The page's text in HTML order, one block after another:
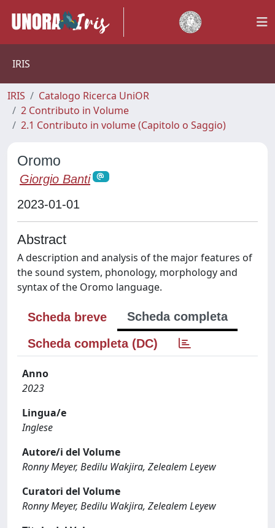
IRIS
IRIS
Catalogo Ricerca UniOR
2 Contributo in Volume
2.1 Contributo in volume (Capitolo o Saggio)
Oromo
Giorgio Banti
2023-01-01
Abstract
A description and analysis of the major features of
the sound system, phonology, morphology and
syntax of the Oromo language.
Scheda breve
Scheda completa
Scheda completa (DC)
Anno
2023
Lingua/e
Inglese
Autore/i del Volume
Ronny Meyer, Bedilu Wakjira, Zelealem Leyew
Curatori del Volume
Ronny Meyer, Bedilu Wakjira, Zelealem Leyew